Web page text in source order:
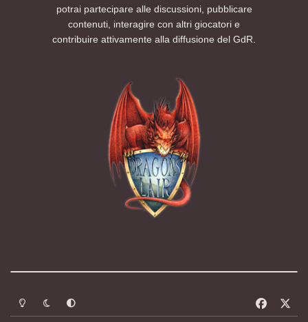
potrai partecipare alle discussioni, pubblicare
contenuti, interagire con altri giocatori e
contribuire attivamente alla diffusione del GdR.
Modalità chiara
Modalità scuraSegui la preferenza del sistema
a